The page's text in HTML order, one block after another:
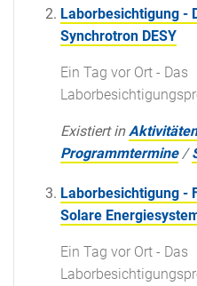
Laborbesichtigung -
Synchrotron DESY
Ein Tag vor Ort - Das
Existiert in
Programmtermine /
Laborbesichtigung -
Solare
Ein Tag vor Ort - Das